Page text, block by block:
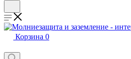
Корзина 0